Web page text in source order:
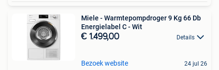
Miele - Warmtepompdroger 9 Kg 66 Db
Energielabel C - Wit
€ 1.499,00 Details
Bezoek website 24 jul 26